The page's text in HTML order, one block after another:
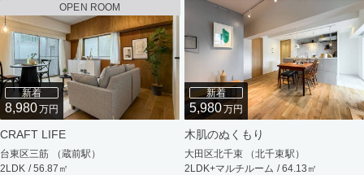
OPEN ROOM
新着
8,980万円
CRAFT LIFE
台東区三筋 （蔵前駅）
2LDK / 56.87㎡
新着
5,980万円
木肌のぬくもり
大田区北千束 （北千束駅）
2LDK+マルチルーム / 64.13㎡